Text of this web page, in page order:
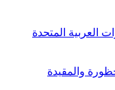
العربية المتحدة
والمقيدة